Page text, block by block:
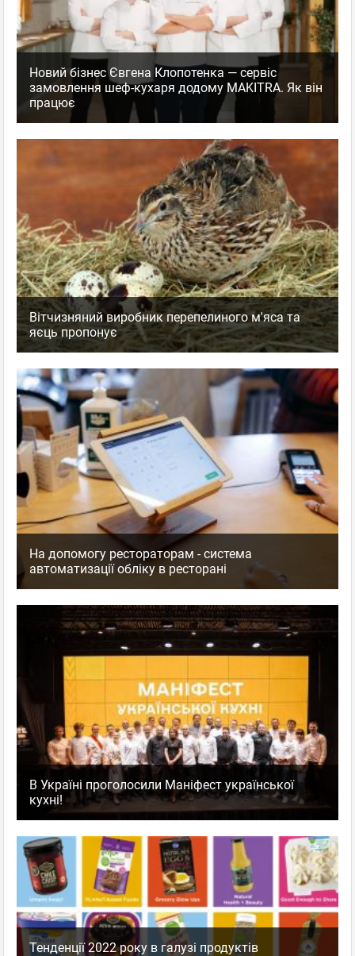
Новий бізнес Євгена Клопотенка — сервіс
замовлення шеф-кухаря додому MAKITRA. Як він
працює
Вітчизняний виробник перепелиного м'яса та
яєць пропонує
На допомогу рестораторам - система
автоматизації обліку в ресторані
В Україні проголосили Маніфест української
кухні!
Тенденції 2022 року в галузі продуктів